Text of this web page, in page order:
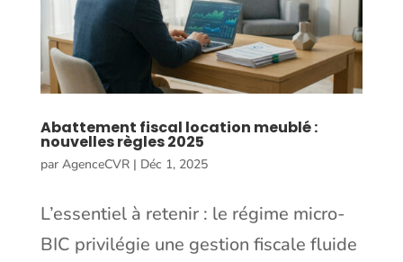
Abattement fiscal location meublé :
nouvelles règles 2025
par AgenceCVR| Déc 1, 2025
L’essentiel à retenir : le régime micro-
BIC privilégie une gestion fiscale fluide